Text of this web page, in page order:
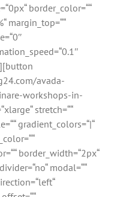
border_color=““
margin_top=““
avada-
workshops-in-
stretch=““
gradient_colors=“|“
border_width=“2px“
modal=““